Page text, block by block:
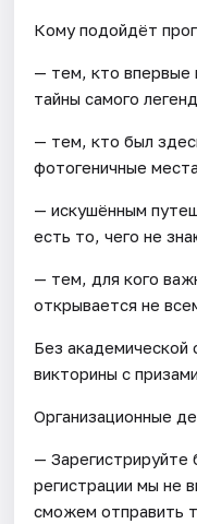
Кому подойдёт
— тем, кто впервые
тайны самого
— тем, кто был
фотогеничные
— искушённым
есть то, чего не
— тем, для кого
открывается не
Без академической
викторины с
Организационные
— Зарегистрируйте
регистрации мы не
сможем отправить